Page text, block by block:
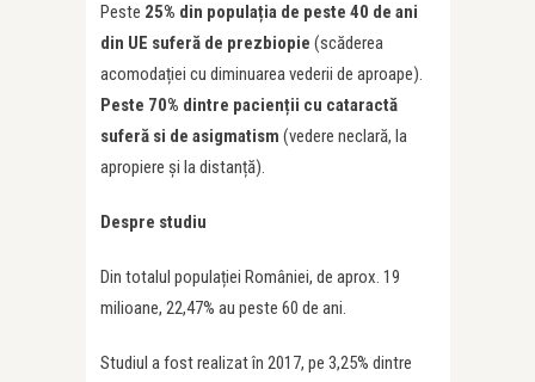
Peste 25% din populația de peste 40 de ani
din UE suferă de prezbiopie (scăderea
acomodației cu diminuarea vederii de aproape).
Peste 70% dintre pacienții cu cataractă
suferă si de asigmatism (vedere neclară, la
apropiere și la distanță).
Despre studiu
Din totalul populației României, de aprox. 19
milioane, 22,47% au peste 60 de ani.
Studiul a fost realizat în 2017, pe 3,25% dintre